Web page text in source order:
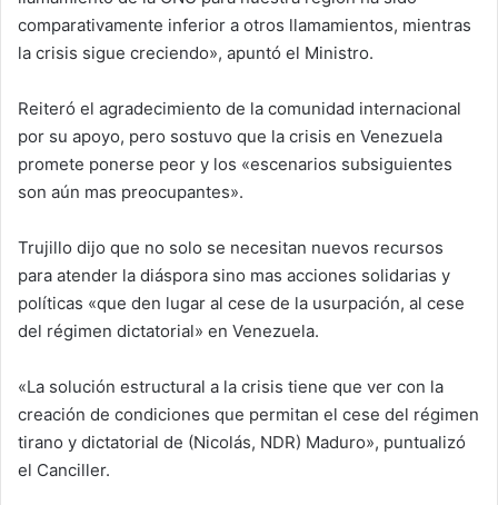
comparativamente inferior a otros llamamientos, mientras
la crisis sigue creciendo», apuntó el Ministro.
Reiteró el agradecimiento de la comunidad internacional
por su apoyo, pero sostuvo que la crisis en Venezuela
promete ponerse peor y los «escenarios subsiguientes
son aún mas preocupantes».
Trujillo dijo que no solo se necesitan nuevos recursos
para atender la diáspora sino mas acciones solidarias y
políticas «que den lugar al cese de la usurpación, al cese
del régimen dictatorial» en Venezuela.
«La solución estructural a la crisis tiene que ver con la
creación de condiciones que permitan el cese del régimen
tirano y dictatorial de (Nicolás, NDR) Maduro», puntualizó
el Canciller.